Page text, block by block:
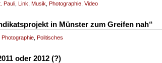
Pauli Link Musik Photographie Video
in Münster zum Greifen nah“
Photographie Politisches
oder 2012 (?)